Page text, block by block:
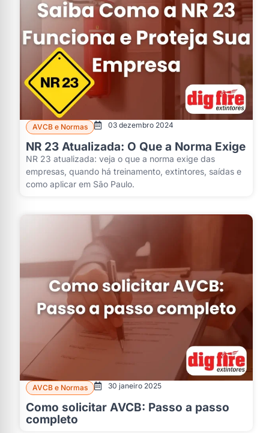
AVCB e Normas 03 dezembro 2024
NR 23 Atualizada: O Que a Norma Exige
NR 23 atualizada: veja o que a norma exige das
empresas, quando há treinamento, extintores, saídas e
como aplicar em São Paulo.
AVCB e Normas 30 janeiro 2025
Como solicitar AVCB: Passo a passo
completo